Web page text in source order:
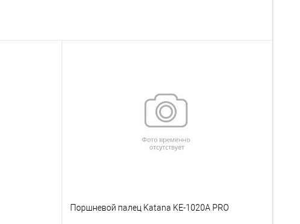
Поршневой палец Katana KE-1020A PRO